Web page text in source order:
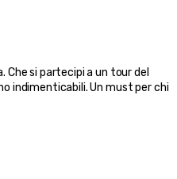
si partecipi a un tour del
indimenticabili. Un must per chi